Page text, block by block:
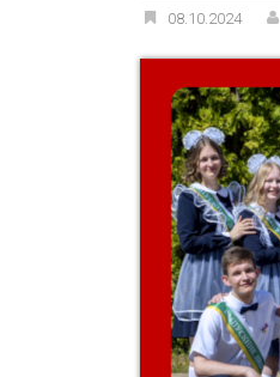
08.10.2024